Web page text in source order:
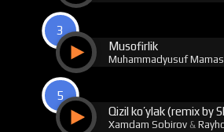
3
Musofirlik
Muhammadyusuf
5
Qizil ko’ylak (remix by
Xamdam Sobirov &